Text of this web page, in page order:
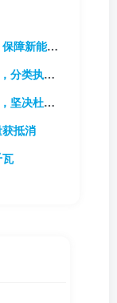
发展的通知
险防范机制
“一刀切”
抵消